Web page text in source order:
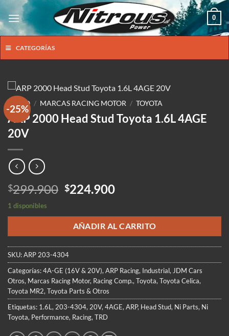
Saltar
al
contenido
0
CATEGORÍAS
-25%
INICIO / MARCAS RACING MOTOR / TOYOTA
ARP 2000 Head Stud Toyota 1.6L 4AGE
20V
$299.900 El
original
era:
$299.900.
$224.900El
actual
es:
$224.900.
1 disponibles
AÑADIR AL CARRITO
SKU:ARP 203-4304
Categorías:4A-GE (16V & 20V),ARP Racing, Industrial,JDM Cars
Otros, Marcas Racing Motor, Racing Comp.,Toyota,Toyota Celica,
Toyota MR2,Toyota Parts & Otros
Etiquetas: 1.6L,203-4304,20V,4AGE,ARP, Head Stud, Ni Parts, Ni
Toyota, Performance, Racing,TRD